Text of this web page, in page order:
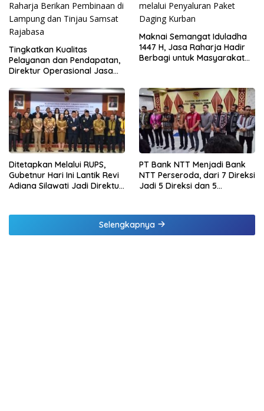
Tingkatkan Kualitas
Pelayanan dan Pendapatan,
Direktur Operasional Jasa
di Lampung dan Tinjau
Samsat Rajabasa
Maknai Semangat Iduladha
1447 H, Jasa Raharja Hadir
Berbagi untuk Masyarakat
Ditetapkan Melalui RUPS,
Gubetnur Hari Ini Lantik Revi
Adiana Silawati Jadi Direktur
PT Bank NTT Menjadi Bank
NTT Perseroda, dari 7 Direksi
Jadi 5 Direksi dan 5
Selengkapnya